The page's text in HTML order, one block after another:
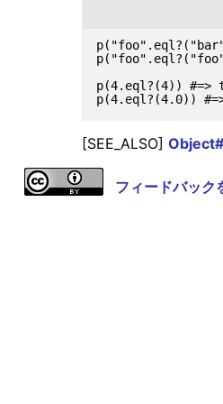
p(4.eql?(4)) #=>
[SEE_ALSO]
フィードバック